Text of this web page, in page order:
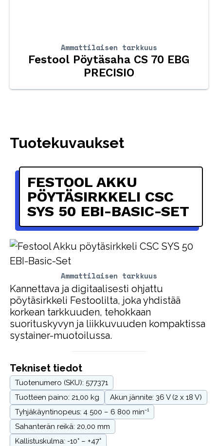
Ammattilaisen tarkkuus
Festool Pöytäsaha CS 70 EBG
PRECISIO
Tuotekuvaukset
Ammattilaisen tarkkuus
FESTOOL AKKU
PÖYTÄSIRKKELI CSC
SYS 50 EBI-BASIC-SET
Kannettava ja digitaalisesti ohjattu
pöytäsirkkeli Festoolilta, joka yhdistää
korkean tarkkuuden, tehokkaan
suorituskyvyn ja liikkuvuuden kompaktissa
systainer-muotoilussa.
Tekniset tiedot
Tuotenumero (SKU): 577371
Tuotteen paino: 21,00 kg
Akun jännite: 36 V (2 x 18 V)
Tyhjäkäyntinopeus: 4 500 – 6 800 min⁻¹
Sahanterän reikä: 20,00 mm
Kallistuskulma: -10° – +47°